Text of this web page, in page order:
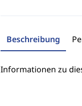
Beschreibung
Informationen zu